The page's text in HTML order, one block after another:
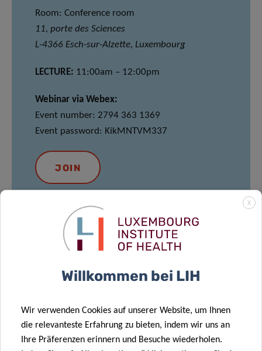
Room: Conference room
11, porte des Sciences
L-4366 Esch-sur-Alzette, Luxembourg
LECTURE: 11:00am – 12:00pm
Webinar via Webex:
Event number: 2794 363 1369
Event password: KikMNTVM337
JOIN
MEET & EAT
Conference Barbara – Maison des Sciences
Light lunch provided
*Please note that
registration for Meet and Eat is mandatory via
X
Willkommen bei LIH
Wir verwenden Cookies auf unserer Website, um Ihnen
die relevanteste Erfahrung zu bieten, indem wir uns an
Ihre Präferenzen erinnern und Besuche wiederholen.